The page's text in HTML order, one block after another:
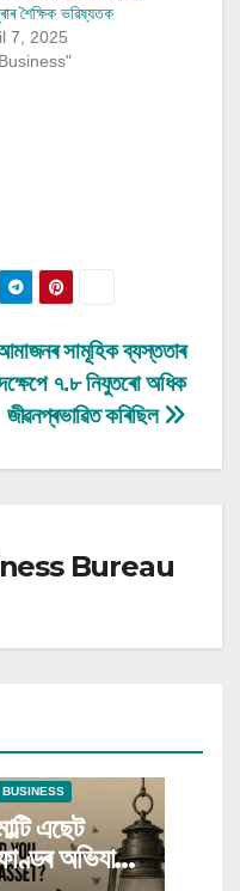
শৈক্ষিক ভৱিষ্যতক
7, 2025
সামূহিক ব্যস্ততাৰ
৭.৮ নিযুতৰো অধিক
জীৱনপ্ৰভাৱিত কৰিছিল
Bureau
BUSINESS
এছেট
অভিযানত